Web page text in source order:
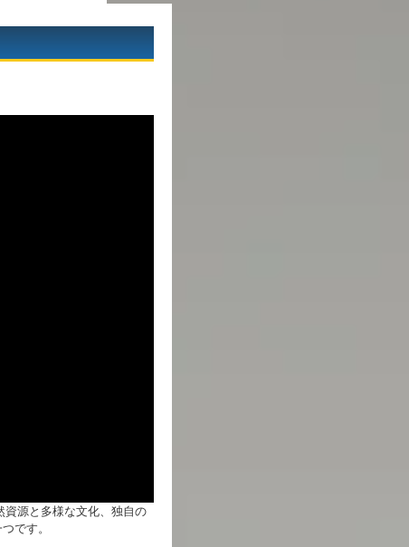
資源と多様な文化、独自の
です。